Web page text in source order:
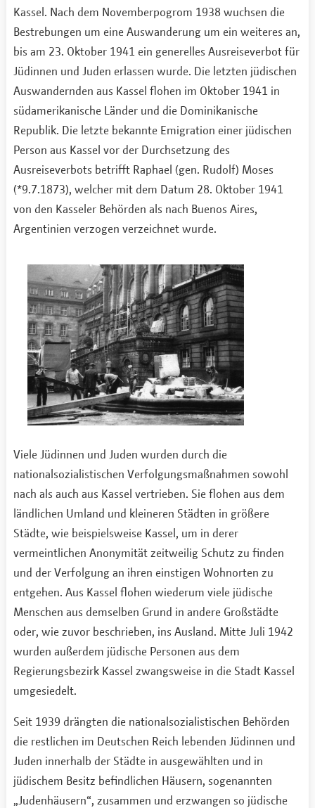
Kassel. Nach dem Novemberpogrom 1938 wuchsen die
Bestrebungen um eine Auswanderung um ein weiteres an,
bis am 23. Oktober 1941 ein generelles Ausreiseverbot für
Jüdinnen und Juden erlassen wurde. Die letzten jüdischen
Auswandernden aus Kassel flohen im Oktober 1941 in
südamerikanische Länder und die Dominikanische
Republik. Die letzte bekannte Emigration einer jüdischen
Person aus Kassel vor der Durchsetzung des
Ausreiseverbots betrifft Raphael (gen. Rudolf) Moses
(*9.7.1873), welcher mit dem Datum 28. Oktober 1941
von den Kasseler Behörden als nach Buenos Aires,
Argentinien verzogen verzeichnet wurde.
Viele Jüdinnen und Juden wurden durch die
nationalsozialistischen Verfolgungsmaßnahmen sowohl
nach als auch aus Kassel vertrieben. Sie flohen aus dem
ländlichen Umland und kleineren Städten in größere
Städte, wie beispielsweise Kassel, um in derer
vermeintlichen Anonymität zeitweilig Schutz zu finden
und der Verfolgung an ihren einstigen Wohnorten zu
entgehen. Aus Kassel flohen wiederum viele jüdische
Menschen aus demselben Grund in andere Großstädte
oder, wie zuvor beschrieben, ins Ausland. Mitte Juli 1942
wurden außerdem jüdische Personen aus dem
Regierungsbezirk Kassel zwangsweise in die Stadt Kassel
umgesiedelt.
Seit 1939 drängten die nationalsozialistischen Behörden
die restlichen im Deutschen Reich lebenden Jüdinnen und
Juden innerhalb der Städte in ausgewählten und in
jüdischem Besitz befindlichen Häusern, sogenannten
„Judenhäusern“, zusammen und erzwangen so jüdische